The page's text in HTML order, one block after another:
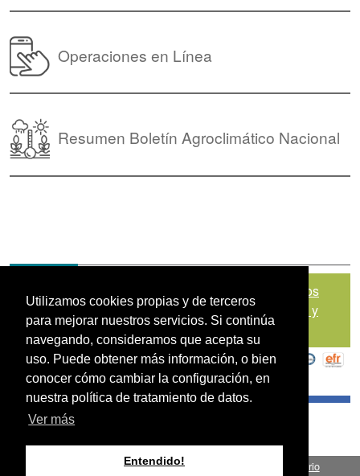
Utilizamos cookies propias y de terceros
para mejorar nuestros servicios. Si continúa
navegando, consideramos que acepta su
uso. Puede obtener más información, o bien
conocer cómo cambiar la configuración, en
nuestra política de tratamiento de datos.
Ver más
Entendido!
Operaciones en Línea
Resumen Boletín Agroclimático Nacional
Política de Tratamiento de Datos
Personales|Políticas de Seguridad, Términos y
Condiciones de Uso
Fondo para el Financiamiento del Sector Agropecuario